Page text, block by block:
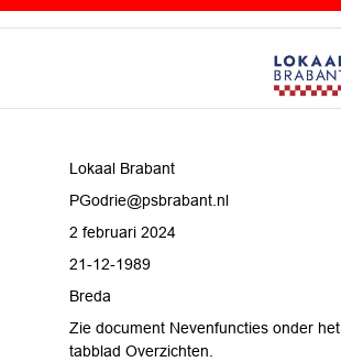
Lokaal Brabant
PGodrie@psbrabant.nl
2 februari 2024
21-12-1989
Breda
Zie document Nevenfuncties onder het
tabblad Overzichten.